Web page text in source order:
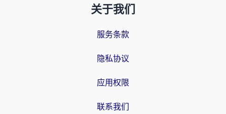
关于我们
服务条款
隐私协议
应用权限
联系我们